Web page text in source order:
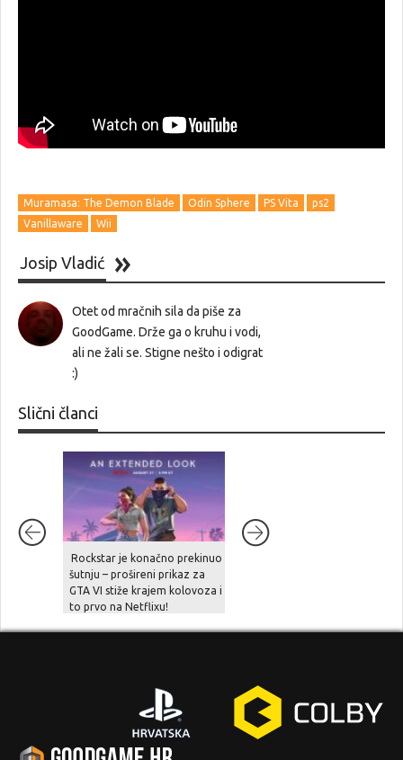
Muramasa: The Demon Blade Odin Sphere PS Vita
ps2
Vanillaware
Wii
Josip Vladić
Otet od mračnih sila da piše za
GoodGame. Drže ga o kruhu i vodi,
ali ne žali se. Stigne nešto i odigrat
:)
Slični članci
Rockstar je konačno prekinuo
šutnju – prošireni prikaz za
GTA VI stiže krajem kolovoza i
to prvo na Netflixu!